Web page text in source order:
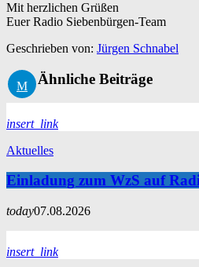
Mit herzlichen Grüßen
Euer Radio Siebenbürgen-Team
Geschrieben von: Jürgen Schnabel
Ähnliche Beiträge
insert_link
Aktuelles
Einladung zum WzS auf
today07.08.2026
insert_link